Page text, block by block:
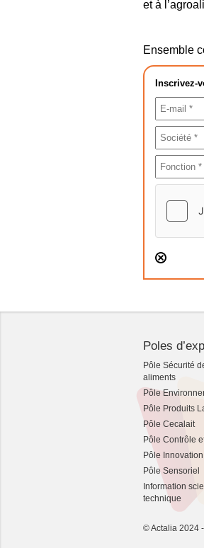
et à
Ensemble
Inscrivez-
Poles
Pôle Sécurité
aliments
Pôle
Pôle Produits
Pôle Cecalait
Pôle Contrôle
Pôle Innovation
Pôle Sensoriel
Information
technique
© Actalia 2024 -